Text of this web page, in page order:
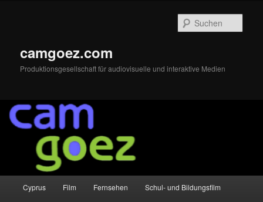
camgoez.com
Produktionsgesellschaft für audiovisuelle und interaktive Medien
Cyprus Film Fernsehen Schul- und Bildungsfilm